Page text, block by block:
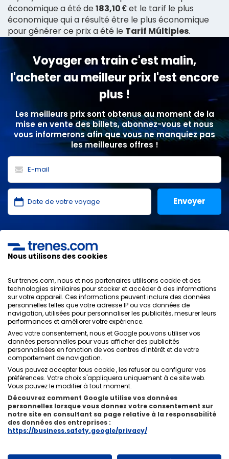
économique a été de183,10 €et le tarif le plus
économique qui a résulté être le plus économique
pour générer ce prix a été le Tarif Múltiples.
Voyager en train c'est malin,
l'acheter au meilleur prix l'est encore
plus !
Les meilleurs prix sont obtenus au moment de la
mise en vente des billets, abonnez-vous et nous
vous informerons afin que vous ne manquiez pas
les meilleures offres !
protection des données
ONLINE TRAVEL SOLUTIONS.
Politique de confidentialité
Conditions générales
Politique de sécurité
Contacts
Qui sommes-nous ixigo
Copyright © Trenes.com. Tous droits réservés.
Nous utilisons des cookies
Sur trenes.com, nous et nos partenaires utilisons cookie et des
technologies similaires pour stocker et accéder à des informations
sur votre appareil. Ces informations peuvent inclure des données
personnelles telles que votre adresse IP ou vos données de
navigation, utilisées pour personnaliser les publicités, mesurer leurs
performances et améliorer votre expérience.
Avec votre consentement, nous et Google pouvons utiliser vos
données personnelles pour vous afficher des publicités
personnalisées en fonction de vos centres d'intérêt et de votre
comportement de navigation.
Vous pouvez accepter tous cookie , les refuser ou configurer vos
préférences. Votre choix s'appliquera uniquement à ce site web.
Vous pouvez le modifier à tout moment.
Découvrez comment Google utilise vos données
personnelles lorsque vous donnez votre consentement sur
notre site en consultant sa page relative à la responsabilité
des données des entreprises :
https://business.safety.google/privacy/